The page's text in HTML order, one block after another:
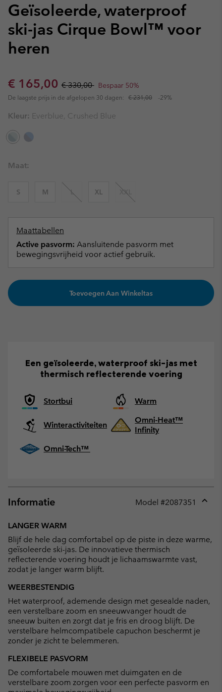
Geïsoleerde, waterproof
ski-jas Cirque Bowl™ voor
heren
Sale price:
€ 165,00 Regular price:
€ 330,00 Bespaar 50%
De laagste prijs in de afgelopen 30 dagen: € 231,00 -29%
Kleur: Everblue, Crushed Blue
Maat:
S M L XL XXL
Maattabellen
Active pasvorm: Aansluitende pasvorm met
bewegingsvrijheid voor actief gebruik.
Toevoegen Aan Winkeltas
Een geïsoleerde, waterproof ski-jas met
thermisch reflecterende voering
Stortbui Warm
Winteractiviteiten
Omni-Heat™
Infinity
Omni-Tech™
Informatie Model #2087351
LANGER WARM
Blijf de hele dag comfortabel op de piste in deze warme,
geïsoleerde ski-jas. De innovatieve thermisch
reflecterende voering houdt je lichaamswarmte vast,
zodat je langer warm blijft.
WEERBESTENDIG
Het waterproof, ademende design met gesealde naden,
een verstelbare zoom en sneeuwvanger houdt de
sneeuw buiten en zorgt dat je fris en droog blijft. De
verstelbare helmcompatibele capuchon beschermt je
zonder je zicht te belemmeren.
FLEXIBELE PASVORM
De comfortabele mouwen met duimgaten en de
verstelbare zoom zorgen voor een perfecte pasvorm en